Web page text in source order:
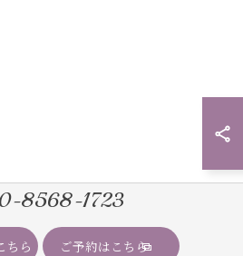
8568-1723
ちら ご予約はこちら